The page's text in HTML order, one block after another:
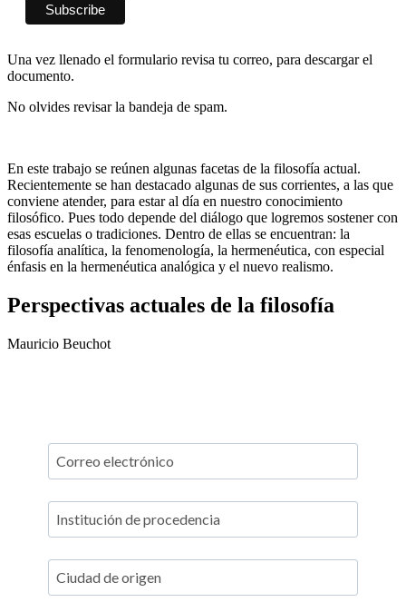
Una vez llenado el formulario revisa tu correo, para descargar el
documento.
No olvides revisar la bandeja de spam.
En este trabajo se reúnen algunas facetas de la filosofía actual.
Recientemente se han destacado algunas de sus corrientes, a las que
conviene atender, para estar al día en nuestro conocimiento
filosófico. Pues todo depende del diálogo que logremos sostener con
esas escuelas o tradiciones. Dentro de ellas se encuentran: la
filosofía analítica, la fenomenología, la hermenéutica, con especial
énfasis en la hermenéutica analógica y el nuevo realismo.
Perspectivas actuales de la filosofía
Mauricio Beuchot